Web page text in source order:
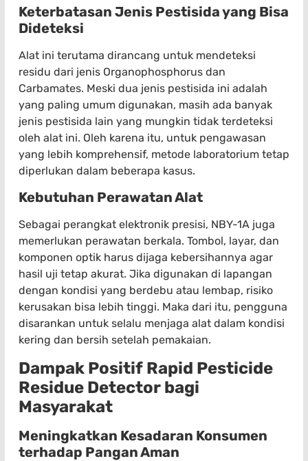
Keterbatasan Jenis Pestisida yang Bisa
Dideteksi
Alat ini terutama dirancang untuk mendeteksi
residu dari jenis Organophosphorus dan
Carbamates. Meski dua jenis pestisida ini adalah
yang paling umum digunakan, masih ada banyak
jenis pestisida lain yang mungkin tidak terdeteksi
oleh alat ini. Oleh karena itu, untuk pengawasan
yang lebih komprehensif, metode laboratorium tetap
diperlukan dalam beberapa kasus.
Kebutuhan Perawatan Alat
Sebagai perangkat elektronik presisi, NBY-1A juga
memerlukan perawatan berkala. Tombol, layar, dan
komponen optik harus dijaga kebersihannya agar
hasil uji tetap akurat. Jika digunakan di lapangan
dengan kondisi yang berdebu atau lembap, risiko
kerusakan bisa lebih tinggi. Maka dari itu, pengguna
disarankan untuk selalu menjaga alat dalam kondisi
kering dan bersih setelah pemakaian.
Dampak Positif Rapid Pesticide
Residue Detector bagi
Masyarakat
Meningkatkan Kesadaran Konsumen
terhadap Pangan Aman